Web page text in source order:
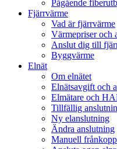
Pågående
Fjärrvärme
Vad är fjärrvärme
Värmepriser och
Anslut dig till
Byggvärme
Elnät
Om elnätet
Elnätsavgift och
Elmätare och
Tillfällig
Ny elanslutning
Ändra anslutning
Manuell